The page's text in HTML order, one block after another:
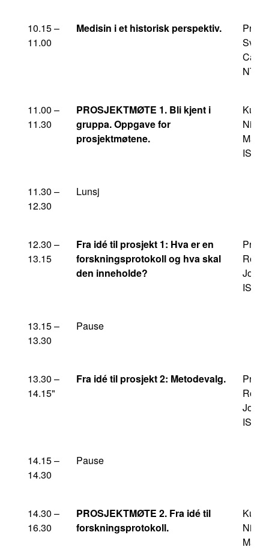
10.15 –
11.00
Medisin i et historisk perspektiv.
Svein
11.00 –
11.30
PROSJEKTMØTE 1. Bli kjent i
gruppa. Oppgave for
prosjektmøtene.
Nils
ISM/
11.30 –
12.30
Lunsj
12.30 –
13.15
Fra idé til prosjekt 1: Hva er en
forskningsprotokoll og hva skal
den inneholde?
Roar
ISM/
13.15 –
13.30
Pause
13.30 –
14.15"
Fra idé til prosjekt 2: Metodevalg.
Roar
ISM/
14.15 –
14.30
Pause
14.30 –
16.30
PROSJEKTMØTE 2. Fra idé til
forskningsprotokoll.
Nils